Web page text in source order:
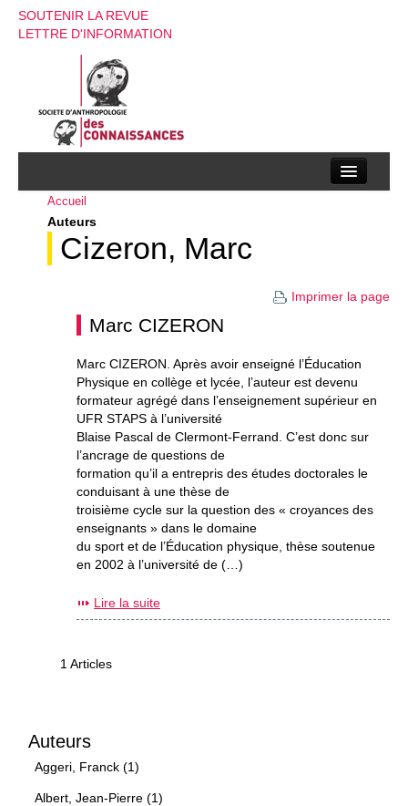
SOUTENIR LA REVUE
LETTRE D'INFORMATION
La société d’anthropologie des connaissances
La revue
Evenements
Accueil
Auteurs
Cizeron, Marc
Imprimer la page
Marc CIZERON
Marc CIZERON. Après avoir enseigné l’Éducation
Physique en collège et lycée, l’auteur est devenu
formateur agrégé dans l’enseignement supérieur en
UFR STAPS à l’université
Blaise Pascal de Clermont-Ferrand. C’est donc sur
l’ancrage de questions de
formation qu’il a entrepris des études doctorales le
conduisant à une thèse de
troisième cycle sur la question des « croyances des
enseignants » dans le domaine
du sport et de l’Éducation physique, thèse soutenue
en 2002 à l’université de (…)
Lire la suite
1 Articles
Auteurs
Aggeri, Franck (1)
Albert, Jean-Pierre (1)